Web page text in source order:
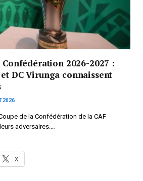
Confédération 2026-2027 :
DC Virunga connaissent
2026
de la Confédération de la CAF
adversaires.…
X